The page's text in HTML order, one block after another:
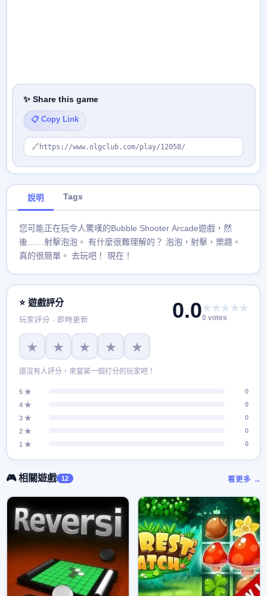
✨ Share this game
📋 Copy Link
🔗 https://www.olgclub.com/play/12058/
說明 Tags
您可能正在玩令人驚嘆的Bubble Shooter Arcade遊戲，然
後……射擊泡泡。 有什麼很難理解的？ 泡泡，射擊，樂趣。
真的很簡單。 去玩吧！ 現在！
⭐ 遊戲評分
玩家評分 · 即時更新 0.0★★★★★
0 votes
★ ★ ★ ★ ★
還沒有人評分，來當第一個打分的玩家吧！
5 ★
0
4 ★
0
3 ★
0
2 ★
0
1 ★
0
🎮 相關遊戲 12 看更多 →